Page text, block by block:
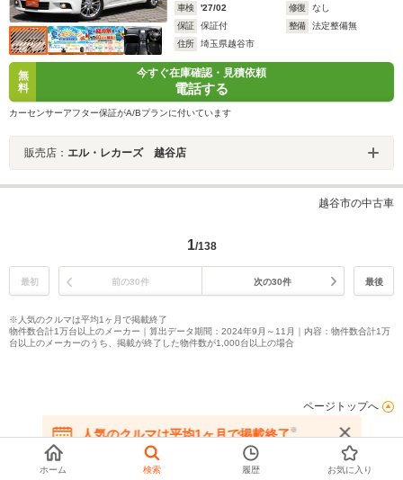
車検
'27/02 修復
なし
保証
保証付 整備
法定整備無
住所
埼玉県越谷市
無
料
今すぐ在庫確認・見積依頼
電話する
カーセンサーアフター保証がA/Bプランに付いています
販売店： エル・レカーズ 越谷店
越谷市の中古車
1/138
最初 前の30件 次の30件 最後
※人気のクルマは平均1ヶ月で掲載終了
物件数合計1万台以上のメーカー｜算出データ期間：2024年9月～11月｜内容：物件数合計1万
台以上のメーカーのうち、掲載が終了した物件数が1,000台以上の場合
ページトップへ
人気のクルマは平均1ヶ月で掲載終了※
在庫が無くなる前にお問い合わせください
ホーム 検索 履歴 お気に入り